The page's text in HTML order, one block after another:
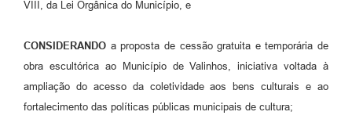
Telefones Úteis
A Prefeitura
Enquete
VIII, da Lei Orgânica do Município, e
CONSIDERANDO a proposta de cessão gratuita e temporária de
obra escultórica ao Município de Valinhos, iniciativa voltada à
ampliação do acesso da coletividade aos bens culturais e ao
fortalecimento das políticas públicas municipais de cultura;